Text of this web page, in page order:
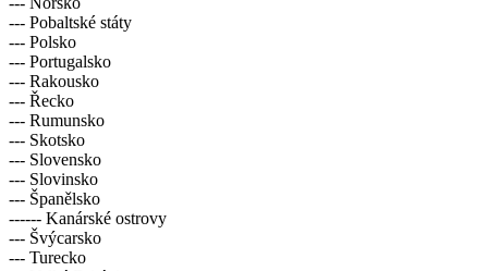
--- Pobaltské státy
--- Polsko
--- Portugalsko
--- Rakousko
--- Řecko
--- Rumunsko
--- Skotsko
--- Slovensko
--- Slovinsko
--- Španělsko
------ Kanárské ostrovy
--- Švýcarsko
--- Turecko